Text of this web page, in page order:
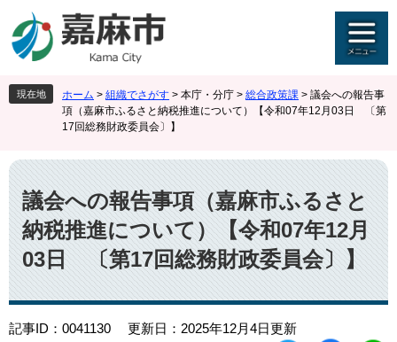
ジ
先
頭
ュ
を
飛
本
文
へ
現在地 ホーム > 組織でさがす > 本庁・分庁 > 総合政策課 > 議会への報告事
項（嘉麻市ふるさと納税推進について）【令和07年12月03日 〔第
17回総務財政委員会〕】
本
文
議会への報告事項（嘉麻市ふるさと
納税推進について）【令和07年12月
03日 〔第17回総務財政委員会〕】
記事ID：0041130 更新日：2025年12月4日更新